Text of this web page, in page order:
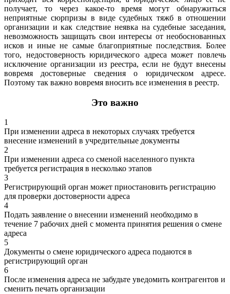
получает, то через какое-то время могут обнаружиться
неприятные сюрпризы в виде судебных тяжб в отношении
организации и как следствие неявка на судебные заседания,
невозможность защищать свои интересы от необоснованных
исков и иные не самые благоприятные последствия. Более
того, недостоверность юридического адреса может повлечь
исключение организации из реестра, если не будут внесены
вовремя достоверные сведения о юридическом адресе.
Поэтому так важно вовремя вносить все изменения в реестр.
Это важно
1
При изменении адреса в некоторых случаях требуется
внесение изменений в учредительные документы
2
При изменении адреса со сменой населенного пункта
требуется регистрация в несколько этапов
3
Регистрирующий орган может приостановить регистрацию
для проверки достоверности адреса
4
Подать заявление о внесении изменений необходимо в
течение 7 рабочих дней с момента принятия решения о смене
адреса
5
Документы о смене юридического адреса подаются в
регистрирующий орган
6
После изменения адреса не забудьте уведомить контрагентов и
сменить печать организации